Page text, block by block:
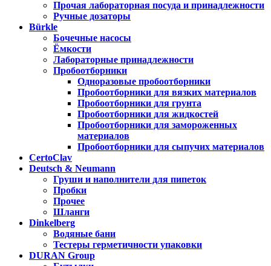
Прочая лабораторная посуда и принадлежности
Ручные дозаторы
Bürkle
Бочечные насосы
Ёмкости
Лабораторные принадлежности
Пробоотборники
Одноразовые пробоотборники
Пробоотборники для вязких материалов
Пробоотборники для грунта
Пробоотборники для жидкостей
Пробоотборники для замороженных
материалов
Пробоотборники для сыпучих материалов
CertoClav
Deutsch & Neumann
Груши и наполнители для пипеток
Пробки
Прочее
Шланги
Dinkelberg
Водяные бани
Тестеры герметичности упаковки
DURAN Group